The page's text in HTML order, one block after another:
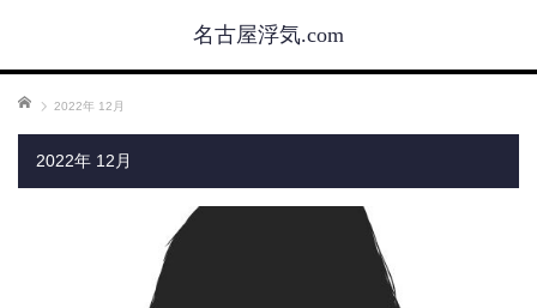
名古屋浮気.com
ホーム 2022年 12月
2022年 12月